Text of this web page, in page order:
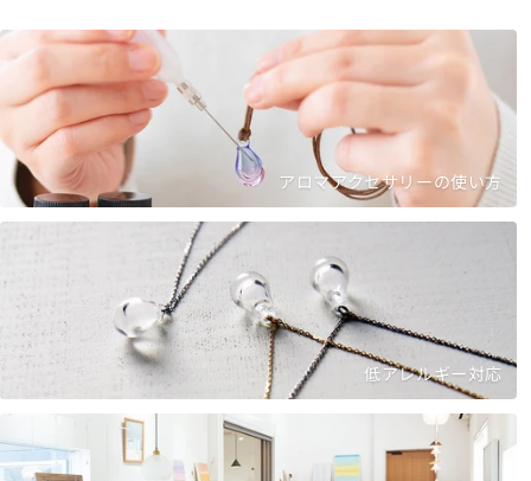
アロマアクセサリーの使い方
低アレルギー対応